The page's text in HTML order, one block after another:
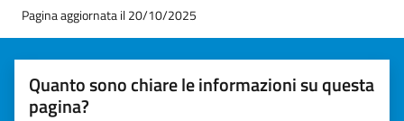
Pagina aggiornata il 20/10/2025
Quanto sono chiare le informazioni su questa
pagina?